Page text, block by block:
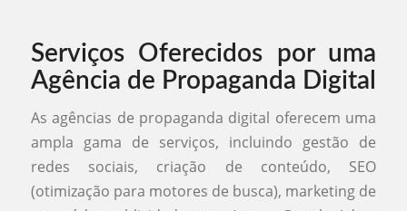
Serviços Oferecidos por uma
Agência de Propaganda Digital
As agências de propaganda digital oferecem uma
ampla gama de serviços, incluindo gestão de
redes sociais, criação de conteúdo, SEO
(otimização para motores de busca), marketing de